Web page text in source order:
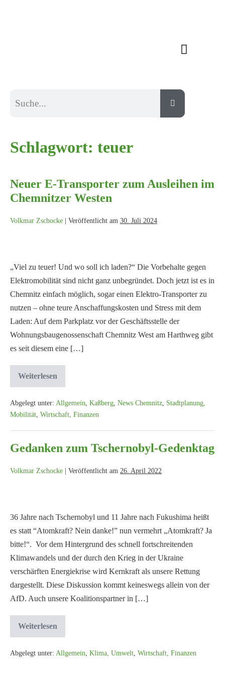
Schlagwort: teuer
Neuer E-Transporter zum Ausleihen im
Chemnitzer Westen
Volkmar Zschocke | Veröffentlicht am 30. Juli 2024
„Viel zu teuer! Und wo soll ich laden?“ Die Vorbehalte gegen
Elektromobilität sind nicht ganz unbegründet. Doch jetzt ist es in
Chemnitz einfach möglich, sogar einen Elektro-Transporter zu
nutzen – ohne teure Anschaffungskosten und Stress mit dem
Laden: Auf dem Parkplatz vor der Geschäftsstelle der
Wohnungsbaugenossenschaft Chemnitz West am Harthweg gibt
es seit diesem eine […]
Weiterlesen
Abgelegt unter: Allgemein Kaßberg News Chemnitz Stadtplanung,
Mobilität Wirtschaft, Finanzen
Gedanken zum Tschernobyl-Gedenktag
Volkmar Zschocke | Veröffentlicht am 26. April 2022
36 Jahre nach Tschernobyl und 11 Jahre nach Fukushima heißt
es statt “Atomkraft? Nein danke!” nun vermehrt „Atomkraft? Ja
bitte!“. Vor dem Hintergrund des schnell fortschreitenden
Klimawandels und der durch den Krieg in der Ukraine
verschärften Energiekrise wird Kernkraft als unsere Rettung
dargestellt. Diese Diskussion kommt keineswegs allein von der
AfD. Auch unsere Koalitionspartner in […]
Weiterlesen
Abgelegt unter: Allgemein Klima, Umwelt Wirtschaft, Finanzen